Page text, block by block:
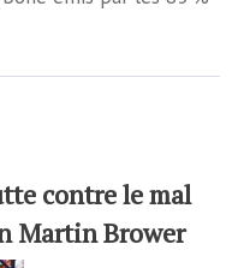
contre le mal
Martin Brower